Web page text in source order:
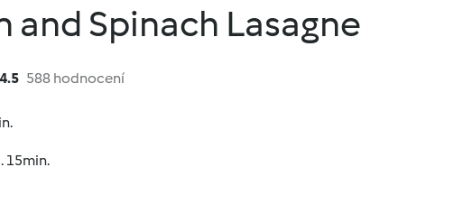
and Spinach Lasagne
4.5 588 hodnocení
15min.